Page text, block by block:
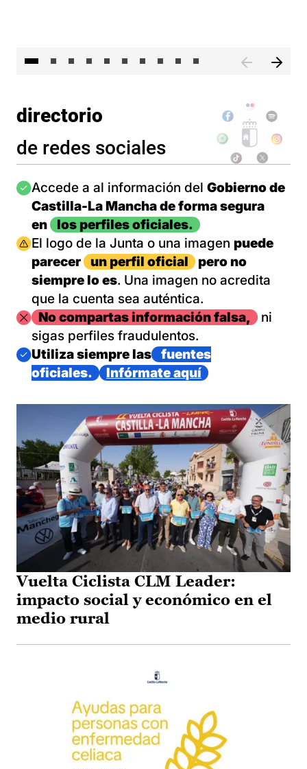
directorio
de redes sociales
Imagen
Accede a al información del Gobierno de
Castilla-La Mancha de forma segura
en
los perfiles oficiales.
Imagen
El logo de la Junta o una imagen puede
parecer
un perfil oficial
pero no
siempre lo es. Una imagen no acredita
que la cuenta sea auténtica.
ImagenNo compartas información falsa,
ni
sigas perfiles fraudulentos.
Imagen
Utiliza siempre las
fuentes
oficiales.
Infórmate aquí
Vuelta Ciclista CLM Leader:
impacto social y económico en el
medio rural